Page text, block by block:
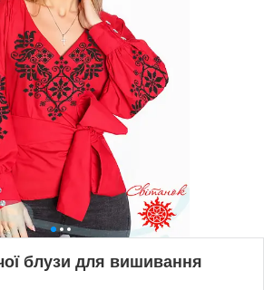
блузи для вишивання